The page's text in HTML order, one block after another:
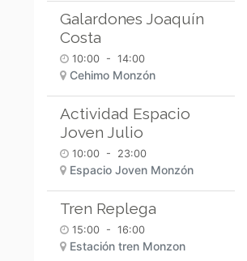
Galardones Joaquín
Costa
10:00 - 14:00
Cehimo Monzón
Actividad Espacio
Joven Julio
10:00 - 23:00
Espacio Joven Monzón
Tren Replega
15:00 - 16:00
Estación tren Monzon